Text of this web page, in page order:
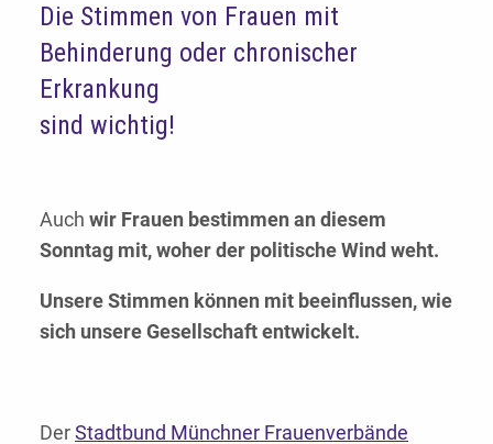
Die Stimmen von Frauen mit
Behinderung oder chronischer
Erkrankung
sind wichtig!
Auch wir Frauen bestimmen an diesem
Sonntag mit, woher der politische Wind weht.
Unsere Stimmen können mit beeinflussen, wie
sich unsere Gesellschaft entwickelt.
DerStadtbund Münchner Frauenverbände